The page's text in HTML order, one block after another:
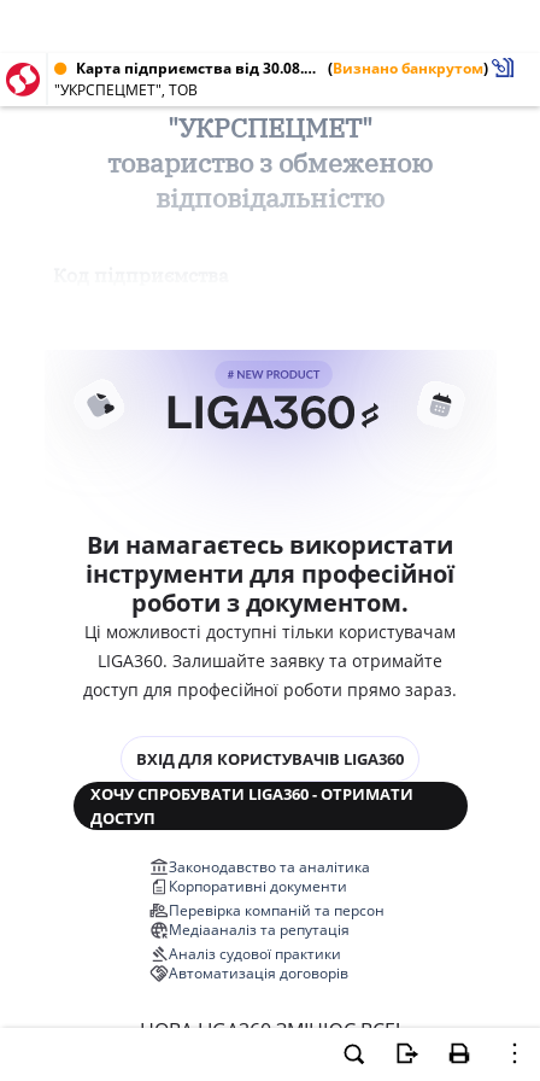
Карта підприємства від 30.08.2022 № 30695140 (Визнано банкрутом)
"УКРСПЕЦМЕТ", ТОВ
"УКРСПЕЦМЕТ"
товариство з обмеженою
відповідальністю
Ви намагаєтесь використати
інструменти для професійної
роботи з документом.
Ці можливості доступні тільки користувачам
LIGA360. Залишайте заявку та отримайте
доступ для професійної роботи прямо зараз.
ВХІД ДЛЯ КОРИСТУВАЧІВ LIGA360
ХОЧУ СПРОБУВАТИ LIGA360 - ОТРИМАТИ
ДОСТУП
Законодавство та аналітика
Корпоративні документи
Перевірка компаній та персон
Медіааналіз та репутація
Аналіз судової практики
Автоматизація договорів
НОВА LIGA360 ЗМІНЮЄ ВСЕ!